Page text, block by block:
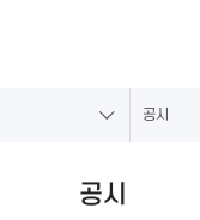
공시
공시